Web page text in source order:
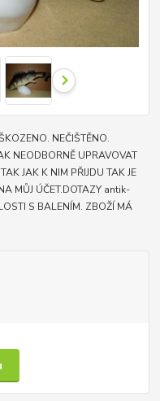
NEČIŠTĚNO.
NEODBORNĚ UPRAVOVAT
JAK K NIM PŘIJDU TAK JE
MŮJ ÚČET.DOTAZY antik-
S BALENÍM. ZBOŽÍ MÁ